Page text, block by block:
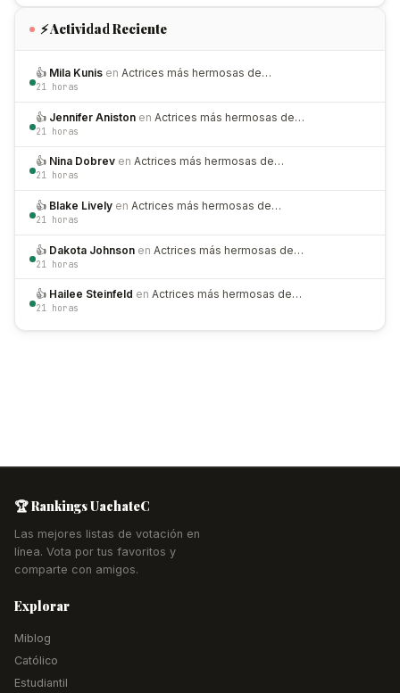
⚡ Actividad Reciente
👍 Mila Kunis en Actrices más hermosas de…
21 horas
👍 Jennifer Aniston en Actrices más hermosas de…
21 horas
👍 Nina Dobrev en Actrices más hermosas de…
21 horas
👍 Blake Lively en Actrices más hermosas de…
21 horas
👍 Dakota Johnson en Actrices más hermosas de…
21 horas
👍 Hailee Steinfeld en Actrices más hermosas de…
21 horas
🏆 Rankings UachateC
Las mejores listas de votación en
línea. Vota por tus favoritos y
comparte con amigos.
Explorar
Miblog
Católico
Estudiantil